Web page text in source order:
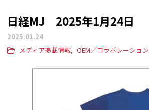
日経MJ 2025年1月24日
2025.01.24
メディア掲載情報
OEM／コラボレーション